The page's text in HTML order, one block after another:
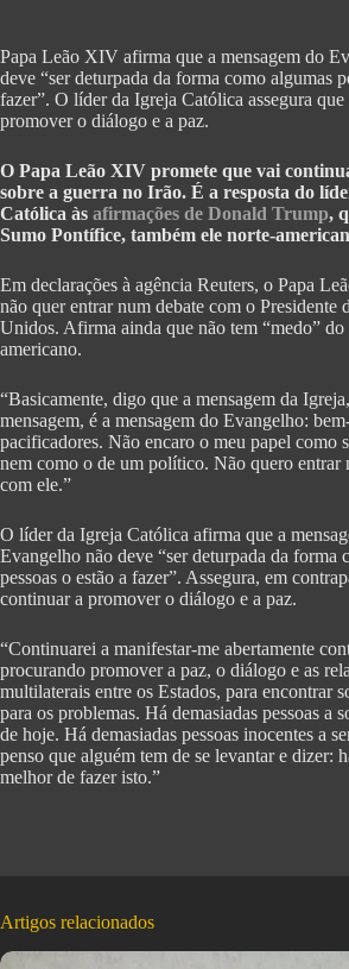
Papa Leão XIV afirma que a mensagem do
deve “ser deturpada da forma como algumas
fazer”. O líder da Igreja Católica assegura
promover o diálogo e a paz.
O Papa Leão XIV promete que vai
sobre a guerra no Irão. É a resposta do
Católica às afirmações de Donald Trump,
Sumo Pontífice, também ele norte-
Em declarações à agência Reuters, o Papa
não quer entrar num debate com o Presidente
Unidos. Afirma ainda que não tem “medo”
americano.
“Basicamente, digo que a mensagem da
mensagem, é a mensagem do Evangelho:
pacificadores. Não encaro o meu papel como
nem como o de um político. Não quero entrar
com ele.”
O líder da Igreja Católica afirma que a
Evangelho não deve “ser deturpada da forma
pessoas o estão a fazer”. Assegura, em
continuar a promover o diálogo e a paz.
“Continuarei a manifestar-me abertamente
procurando promover a paz, o diálogo e as
multilaterais entre os Estados, para encontrar
para os problemas. Há demasiadas pessoas a
de hoje. Há demasiadas pessoas inocentes a
penso que alguém tem de se levantar e dizer:
melhor de fazer isto.”
Artigos relacionados